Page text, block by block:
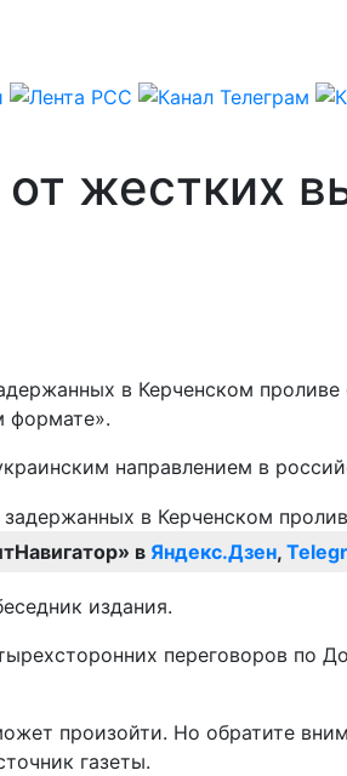
от жестких
в Керченском
формате».
направлением в
в Яндекс.Дзен,
издания.
переговоров по
произойти. Но обратите
газеты.